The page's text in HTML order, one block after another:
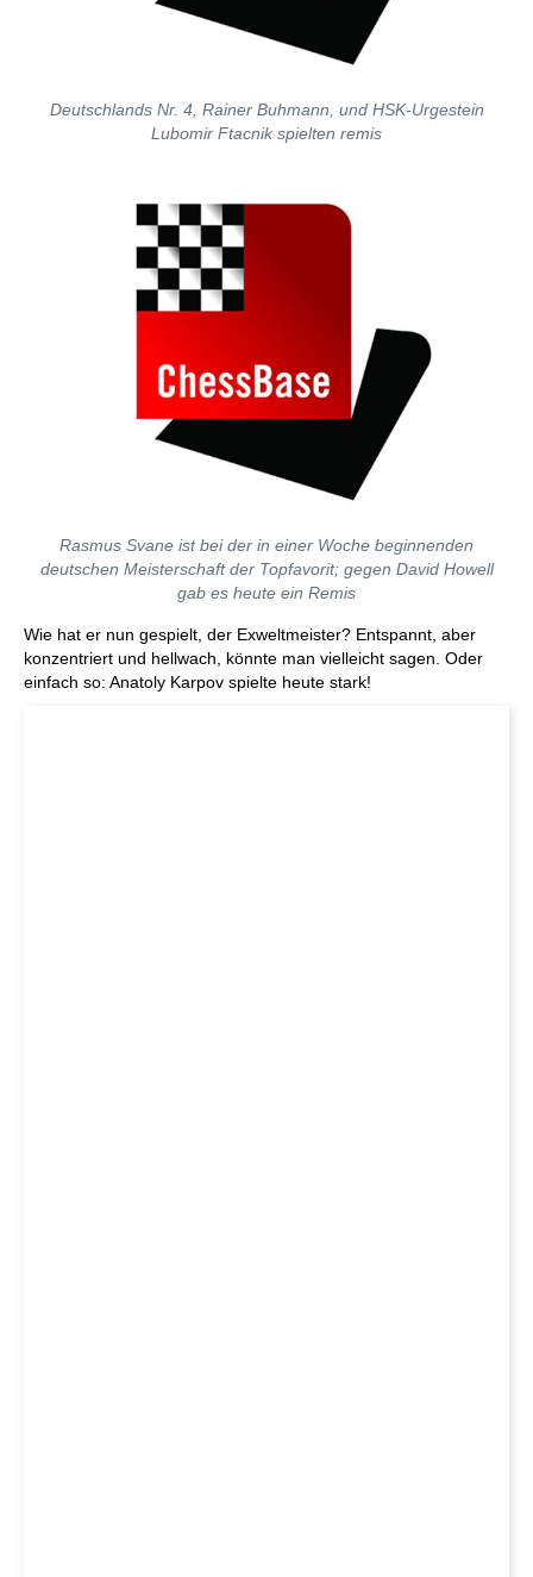
Deutschlands Nr. 4, Rainer Buhmann, und HSK-Urgestein
Lubomir Ftacnik spielten remis
Rasmus Svane ist bei der in einer Woche beginnenden
deutschen Meisterschaft der Topfavorit; gegen David Howell
gab es heute ein Remis
Wie hat er nun gespielt, der Exweltmeister? Entspannt, aber
konzentriert und hellwach, könnte man vielleicht sagen. Oder
einfach so: Anatoly Karpov spielte heute stark!